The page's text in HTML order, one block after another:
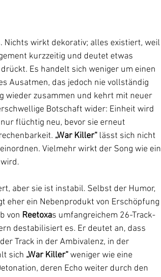
Nichts wirkt dekorativ; alles existiert, weil
kurzzeitig und deutet etwas
Es handelt sich weniger um einen
Ausatmen, das jedoch nie vollständig
wieder zusammen und kehrt mit neuer
Botschaft wider: Einheit wird
flüchtig neu, bevor sie erneut
„War Killer“ lässt sich nicht
Vielmehr wirkt der Song wie ein
aber sie ist instabil. Selbst der Humor,
eher ein Nebenprodukt von Erschöpfung
von Reetoxas umfangreichem 26-Track-
destabilisiert es. Er deutet an, dass
Track in der Ambivalenz, in der
sich „War Killer“ weniger wie eine
deren Echo weiter durch den